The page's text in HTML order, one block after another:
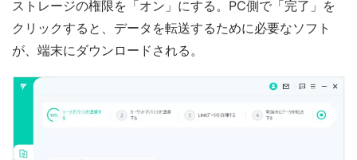
ストレージの権限を「オン」にする。PC側で「完了」を
クリックすると、データを転送するために必要なソフト
が、端末にダウンロードされる。